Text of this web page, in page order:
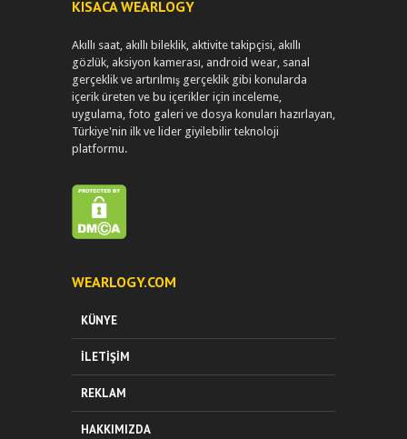
KISACA WEARLOGY
Akıllı saat, akıllı bileklik, aktivite takipçisi, akıllı
gözlük, aksiyon kamerası, android wear, sanal
gerçeklik ve artırılmış gerçeklik gibi konularda
içerik üreten ve bu içerikler için inceleme,
uygulama, foto galeri ve dosya konuları hazırlayan,
Türkiye'nin ilk ve lider giyilebilir teknoloji
platformu.
WEARLOGY.COM
KÜNYE
İLETIŞIM
REKLAM
HAKKIMIZDA